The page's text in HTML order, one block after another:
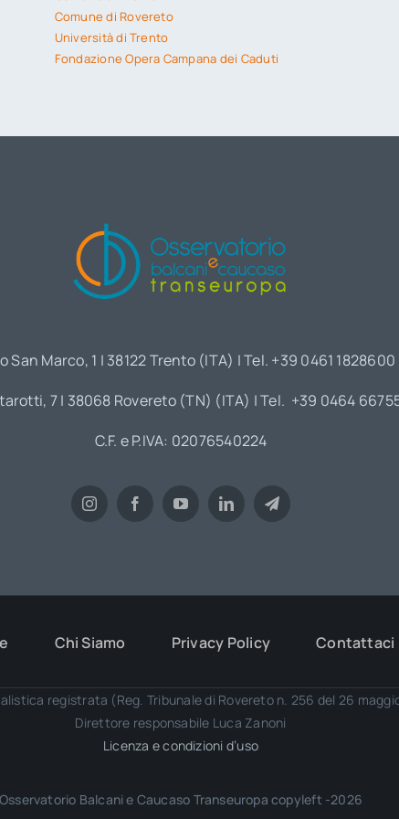
Comune di Rovereto
Università di Trento
Fondazione Opera Campana dei Caduti
San Marco, 1 | 38122 Trento (ITA) | Tel. +39 0461 1828600
7 | 38068 Rovereto (TN) (ITA) | Tel. +39 0464
C.F. e P.IVA: 02076540224
Chi Siamo Privacy Policy Contattaci
registrata (Reg. Tribunale di Rovereto n. 256 del 26
Direttore responsabile Luca Zanoni
Licenza e condizioni d’uso
Osservatorio Balcani e Caucaso Transeuropa copyleft -2026